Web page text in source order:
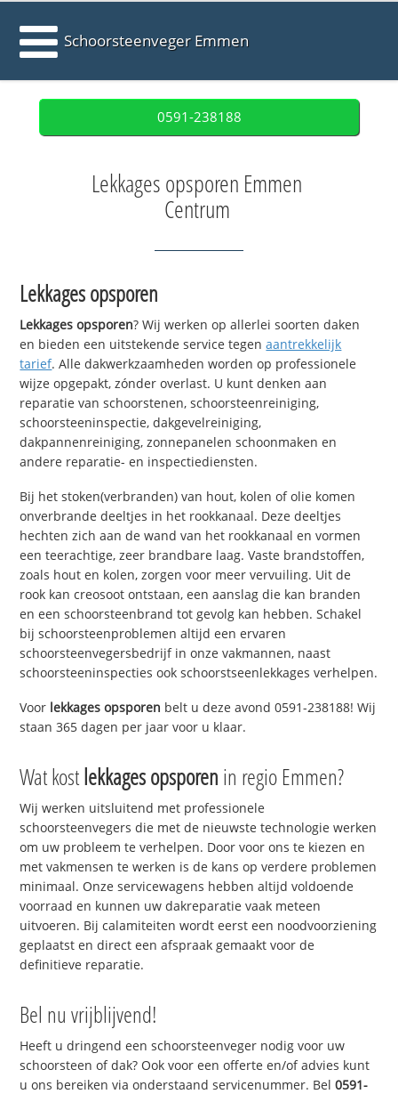
Schoorsteenveger Emmen
0591-238188
Lekkages opsporen Emmen
Centrum
Lekkages opsporen
Lekkages opsporen? Wij werken op allerlei soorten daken
en bieden een uitstekende service tegenaantrekkelijk
tarief. Alle dakwerkzaamheden worden op professionele
wijze opgepakt, zónder overlast. U kunt denken aan
reparatie van schoorstenen, schoorsteenreiniging,
schoorsteeninspectie, dakgevelreiniging,
dakpannenreiniging, zonnepanelen schoonmaken en
andere reparatie- en inspectiediensten.
Bij het stoken(verbranden) van hout, kolen of olie komen
onverbrande deeltjes in het rookkanaal. Deze deeltjes
hechten zich aan de wand van het rookkanaal en vormen
een teerachtige, zeer brandbare laag. Vaste brandstoffen,
zoals hout en kolen, zorgen voor meer vervuiling. Uit de
rook kan creosoot ontstaan, een aanslag die kan branden
en een schoorsteenbrand tot gevolg kan hebben. Schakel
bij schoorsteenproblemen altijd een ervaren
schoorsteenvegersbedrijf in onze vakmannen, naast
schoorsteeninspecties ook schoorstseenlekkages verhelpen.
Voor lekkages opsporen belt u deze avond 0591-238188! Wij
staan 365 dagen per jaar voor u klaar.
Wat kostlekkages opsporen in regio Emmen?
Wij werken uitsluitend met professionele
schoorsteenvegers die met de nieuwste technologie werken
om uw probleem te verhelpen. Door voor ons te kiezen en
met vakmensen te werken is de kans op verdere problemen
minimaal. Onze servicewagens hebben altijd voldoende
voorraad en kunnen uw dakreparatie vaak meteen
uitvoeren. Bij calamiteiten wordt eerst een noodvoorziening
geplaatst en direct een afspraak gemaakt voor de
definitieve reparatie.
Bel nu vrijblijvend!
Heeft u dringend een schoorsteenveger nodig voor uw
schoorsteen of dak? Ook voor een offerte en/of advies kunt
u ons bereiken via onderstaand servicenummer. Bel0591-